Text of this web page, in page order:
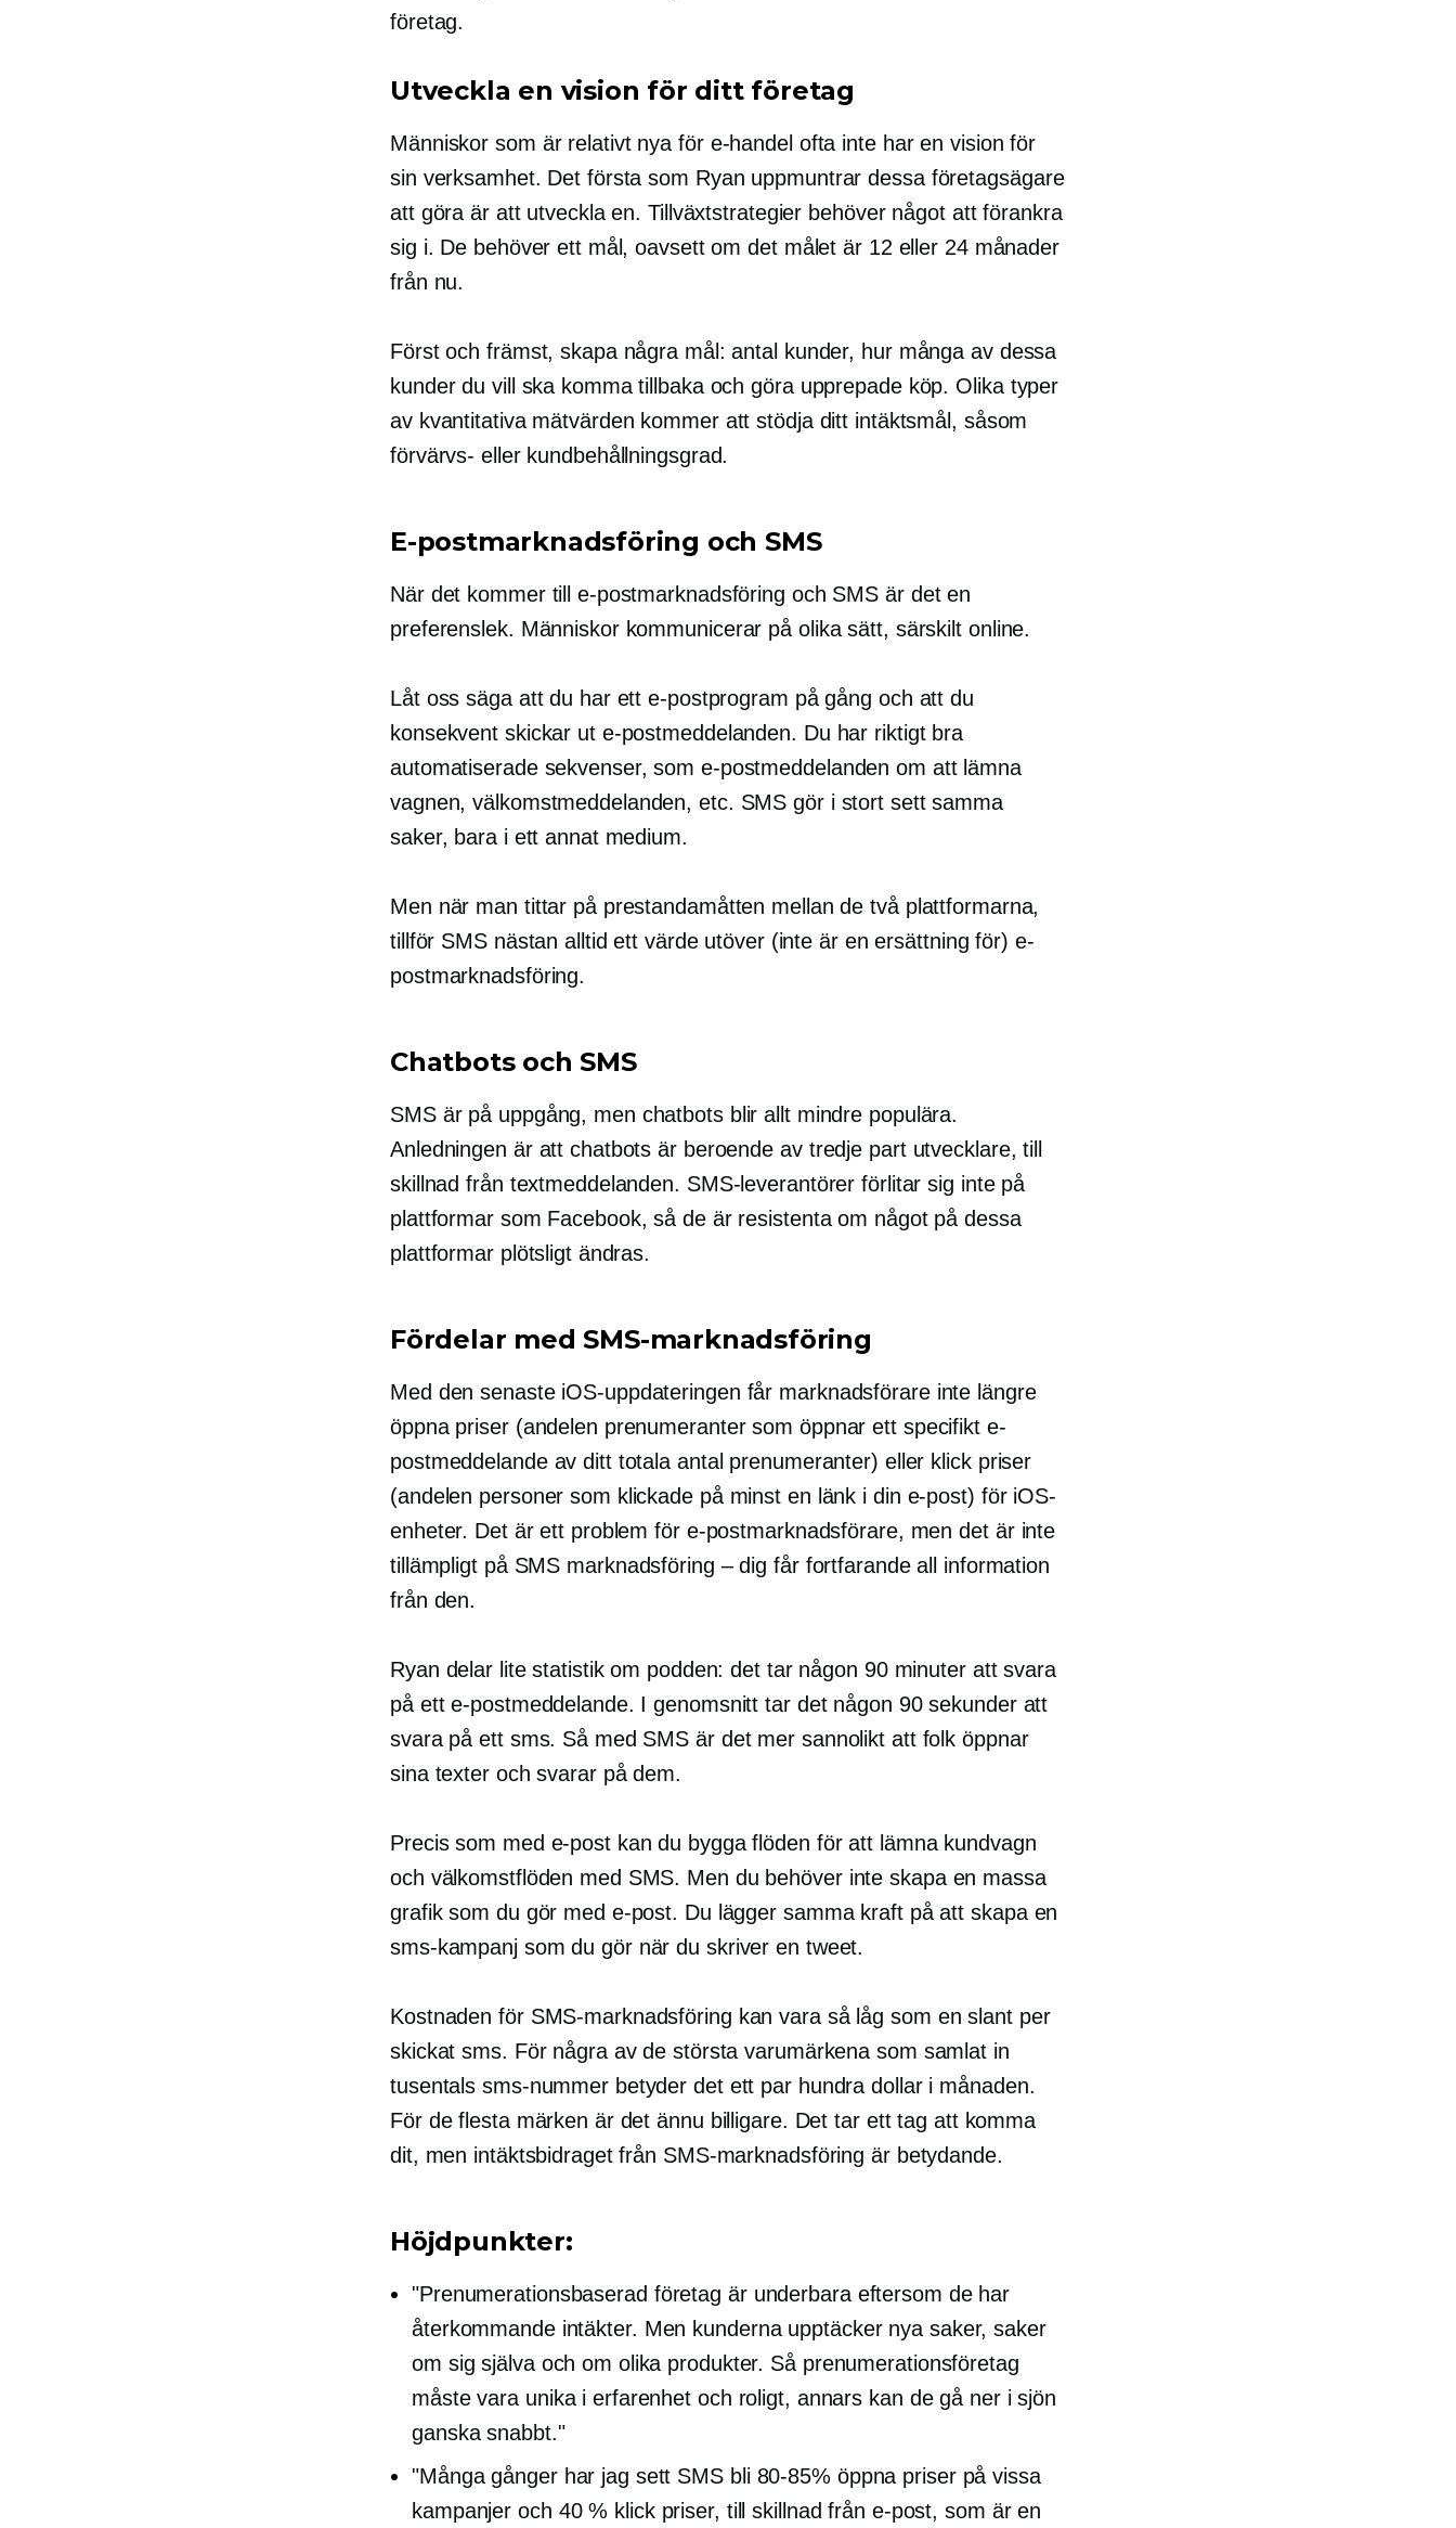
företag.
Utveckla en vision för ditt företag
Människor som är relativt nya för e-handelofta inte har en vision för
sin verksamhet. Det första som Ryan uppmuntrar dessa företagsägare
att göra är att utveckla en. Tillväxtstrategier behöver något att förankra
sig i. De behöver ett mål, oavsett om det målet är 12 eller 24 månader
från nu.
Först och främst, skapa några mål: antal kunder, hur många av dessa
kunder du vill ska komma tillbaka och göra upprepade köp. Olika typer
av kvantitativa mätvärden kommer att stödja ditt intäktsmål, såsom
förvärvs- eller kundbehållningsgrad.
E-postmarknadsföring och SMS
När det kommer till e-postmarknadsföring och SMS är det en
preferenslek. Människor kommunicerar på olika sätt, särskilt online.
Låt oss säga att du har ett e-postprogram på gång och att du
konsekvent skickar ut e-postmeddelanden. Du har riktigt bra
automatiserade sekvenser, som e-postmeddelanden om att lämna
vagnen, välkomstmeddelanden, etc. SMS gör i stort sett samma
saker, bara i ett annat medium.
Men när man tittar på prestandamåtten mellan de två plattformarna,
tillför SMS nästan alltid ett värde utöver (inte är en ersättning för) e-
postmarknadsföring.
Chatbots och SMS
SMS är på uppgång, men chatbots blir allt mindre populära.
Anledningen är att chatbots är beroende av tredje partutvecklare, till
skillnad från textmeddelanden. SMS-leverantörer förlitar sig inte på
plattformar som Facebook, så de är resistenta om något på dessa
plattformar plötsligt ändras.
Fördelar med SMS-marknadsföring
Med den senaste iOS-uppdateringen får marknadsförare inte längre
öppna priser (andelen prenumeranter som öppnar ett specifikt e-
postmeddelande av ditt totala antal prenumeranter) eller klickpriser
(andelen personer som klickade på minst en länk i din e-post) för iOS-
enheter. Det är ett problem för e-postmarknadsförare, men det är inte
tillämpligt på SMS marknadsföring – dig får fortfarande all information
från den.
Ryan delar lite statistik om podden: det tar någon 90 minuter att svara
på ett e-postmeddelande. I genomsnitt tar det någon 90 sekunder att
svara på ett sms. Så med SMS är det mer sannolikt att folk öppnar
sina texter och svarar på dem.
Precis som med e-post kan du bygga flöden för att lämna kundvagn
och välkomstflöden med SMS. Men du behöver inte skapa en massa
grafik som du gör med e-post. Du lägger samma kraft på att skapa en
sms-kampanj som du gör när du skriver en tweet.
Kostnaden för SMS-marknadsföring kan vara så låg som en slant per
skickat sms. För några av de största varumärkena som samlat in
tusentals sms-nummer betyder det ett par hundra dollar i månaden.
För de flesta märken är det ännu billigare. Det tar ett tag att komma
dit, men intäktsbidraget från SMS-marknadsföring är betydande.
Höjdpunkter:
"Prenumerationsbaserad företag är underbara eftersom de har
återkommande intäkter. Men kunderna upptäcker nya saker, saker
om sig själva och om olika produkter. Så prenumerationsföretag
måste vara unika i erfarenhet och roligt, annars kan de gå ner i sjön
ganska snabbt."
"Många gånger har jag sett SMS bli 80-85% öppna priser på vissa
kampanjer och 40 % klickpriser, till skillnad från e-post, som är en